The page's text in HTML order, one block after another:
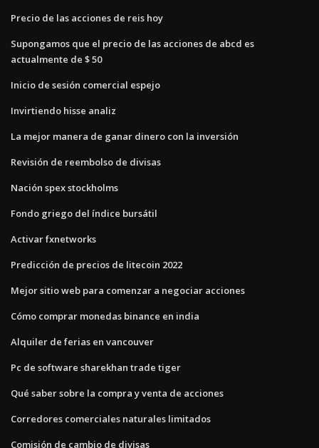
Precio de las acciones de reis hoy
Supongamos que el precio de las acciones de abcd es
actualmente de $ 50
Inicio de sesión comercial espejo
Invirtiendo hisse analiz
La mejor manera de ganar dinero con la inversión
Revisión de reembolso de divisas
Nación spex stockholms
Fondo griego del índice bursátil
Activar fxnetworks
Predicción de precios de litecoin 2022
Mejor sitio web para comenzar a negociar acciones
Cómo comprar monedas binance en india
Alquiler de ferias en vancouver
Pc de software sharekhan trade tiger
Qué saber sobre la compra y venta de acciones
Corredores comerciales naturales limitados
Comisión de cambio de divisas